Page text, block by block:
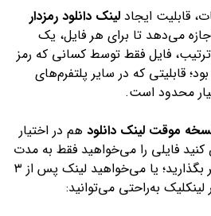
قابلیت ایجاد لینک دانلود رمزدار
می‌دهد تا برای هر فایل، یک
ترتیب، فایل فقط توسط کسانی که رمز
قابلیتی که در سایر پلتفرم‌های
محدود است.
موقت لینک دانلود هم در اختیار
کنید فایلی را می‌خواهید فقط به مدت
۲۴ ساعت در اختیار یک نفر بگذارید؛ یا می‌خواهید لینک پس از ۳
لینکلیک به‌راحتی می‌توانید: